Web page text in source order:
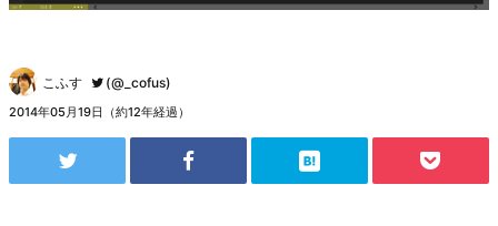
こふす (@_cofus)
2014年05月19日（約12年経過）